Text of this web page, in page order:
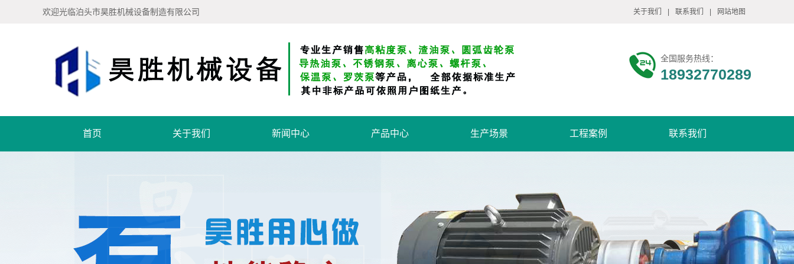
欢迎光临泊头市昊胜机械设备制造有限公司 关于我们 联系我们 网站地图
全国服务热线：
18932770289
首页 关于我们 新闻中心 产品中心 生产场景 工程案例 联系我们